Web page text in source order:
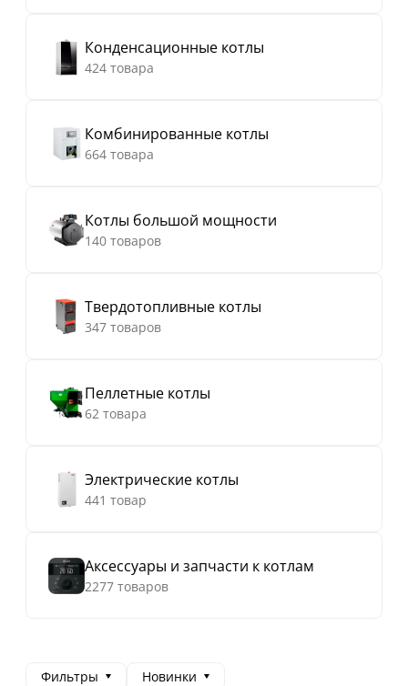
Конденсационные котлы
424 товара
Комбинированные котлы
664 товара
Котлы большой мощности
140 товаров
Твердотопливные котлы
347 товаров
Пеллетные котлы
62 товара
Электрические котлы
441 товар
Аксессуары и запчасти к котлам
2277 товаров
Фильтры Новинки